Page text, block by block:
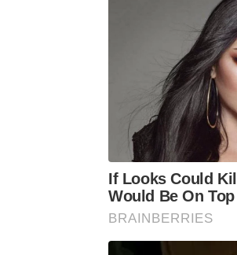
If Looks Could
Would Be On Top
BRAINBERRIES